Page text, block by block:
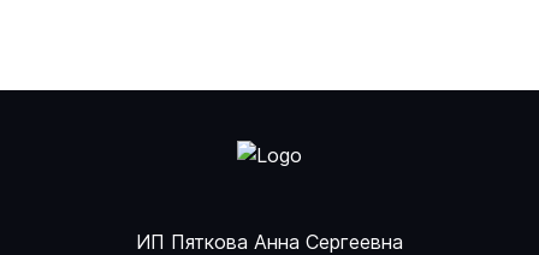
ИП Пяткова Анна Сергеевна